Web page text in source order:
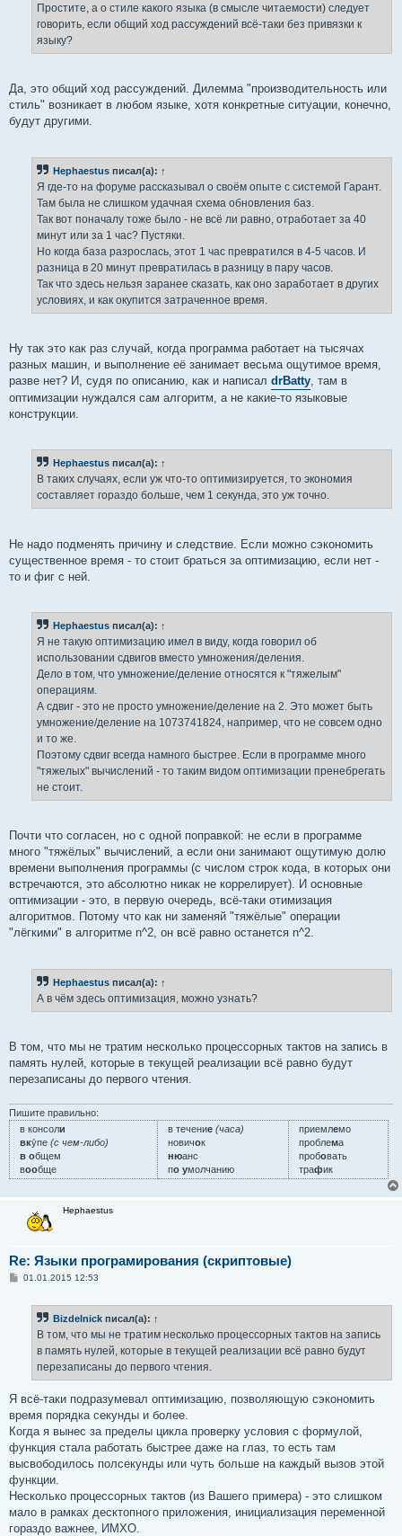
Простите, а о стиле какого языка (в смысле читаемости) следует
говорить, если общий ход рассуждений всё-таки без привязки к
языку?
Да, это общий ход рассуждений. Дилемма "производительность или
стиль" возникает в любом языке, хотя конкретные ситуации, конечно,
будут другими.
Hephaestus писал(а): ↑
Я где-то на форуме рассказывал о своём опыте с системой Гарант.
Там была не слишком удачная схема обновления баз.
Так вот поначалу тоже было - не всё ли равно, отработает за 40
минут или за 1 час? Пустяки.
Но когда база разрослась, этот 1 час превратился в 4-5 часов. И
разница в 20 минут превратилась в разницу в пару часов.
Так что здесь нельзя заранее сказать, как оно заработает в других
условиях, и как окупится затраченное время.
Ну так это как раз случай, когда программа работает на тысячах
разных машин, и выполнение её занимает весьма ощутимое время,
разве нет? И, судя по описанию, как и написал drBatty , там в
оптимизации нуждался сам алгоритм, а не какие-то языковые
конструкции.
Hephaestus писал(а): ↑
В таких случаях, если уж что-то оптимизируется, то экономия
составляет гораздо больше, чем 1 секунда, это уж точно.
Не надо подменять причину и следствие. Если можно сэкономить
существенное время - то стоит браться за оптимизацию, если нет -
то и фиг с ней.
Hephaestus писал(а): ↑
Я не такую оптимизацию имел в виду, когда говорил об
использовании сдвигов вместо умножения/деления.
Дело в том, что умножение/деление относятся к "тяжелым"
операциям.
А сдвиг - это не просто умножение/деление на 2. Это может быть
умножение/деление на 1073741824, например, что не совсем одно
и то же.
Поэтому сдвиг всегда намного быстрее. Если в программе много
"тяжелых" вычислений - то таким видом оптимизации пренебрегать
не стоит.
Почти что согласен, но с одной поправкой: не если в программе
много "тяжёлых" вычислений, а если они занимают ощутимую долю
времени выполнения программы (с числом строк кода, в которых они
встречаются, это абсолютно никак не коррелирует). И основные
оптимизации - это, в первую очередь, всё-таки отимизация
алгоритмов. Потому что как ни заменяй "тяжёлые" операции
"лёгкими" в алгоритме n^2, он всё равно останется n^2.
Hephaestus писал(а): ↑
А в чём здесь оптимизация, можно узнать?
В том, что мы не тратим несколько процессорных тактов на запись в
память нулей, которые в текущей реализации всё равно будут
перезаписаны до первого чтения.
Пишите правильно:
в консоли
вку́пе (с чем-либо)
в общем
вообще
в течение (часа)
новичок
нюанс
по умолчанию
приемлемо
проблема
пробовать
трафик
Hephaestus
Re: Языки програмирования (скриптовые)
С01.01.2015 12:53
Bizdelnick писал(а): ↑
В том, что мы не тратим несколько процессорных тактов на запись
в память нулей, которые в текущей реализации всё равно будут
перезаписаны до первого чтения.
Я всё-таки подразумевал оптимизацию, позволяющую сэкономить
время порядка секунды и более.
Когда я вынес за пределы цикла проверку условия с формулой,
функция стала работать быстрее даже на глаз, то есть там
высвободилось полсекунды или чуть больше на каждый вызов этой
функции.
Несколько процессорных тактов (из Вашего примера) - это слишком
мало в рамках десктопного приложения, инициализация переменной
гораздо важнее, ИМХО.